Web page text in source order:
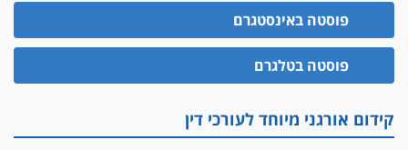
אלה המינויים
הוועדה לבחירת שופטים בחרה 26 שופטים ורשמים
נוספים
ראו הוזהרתם
בחוק המאבק בארגוני פשיעה
פוסטה באינסטגרם
פוסטה בטלגרם
קידום אורגני מיוחד לעורכי דין